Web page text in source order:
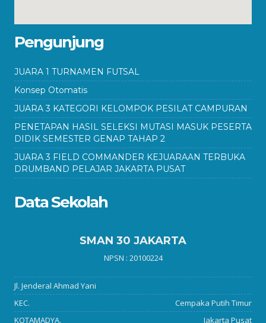
Pengunjung
JUARA 1 TURNAMEN FUTSAL
Konsep Otomatis
JUARA 3 KATEGORI KELOMPOK PESILAT CAMPURAN
PENETAPAN HASIL SELEKSI MUTASI MASUK PESERTA
DIDIK SEMESTER GENAP TAHAP 2
JUARA 3 FIELD COMMANDER KEJUARAAN TERBUKA
DRUMBAND PELAJAR JAKARTA PUSAT
Data Sekolah
SMAN 30 JAKARTA
NPSN : 20100224
Jl. Jenderal Ahmad Yani
KEC.
Cempaka Putih Timur
KOTAMADYA.
Jakarta Pusat